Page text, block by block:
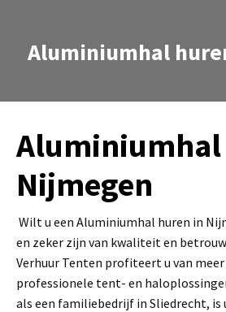
Aluminiumhal
Nijmegen
Wilt u een Aluminiumhal huren in
en zeker zijn van kwaliteit en
Verhuur Tenten profiteert u van meer
professionele tent- en
als een familiebedrijf in Sliedrecht,